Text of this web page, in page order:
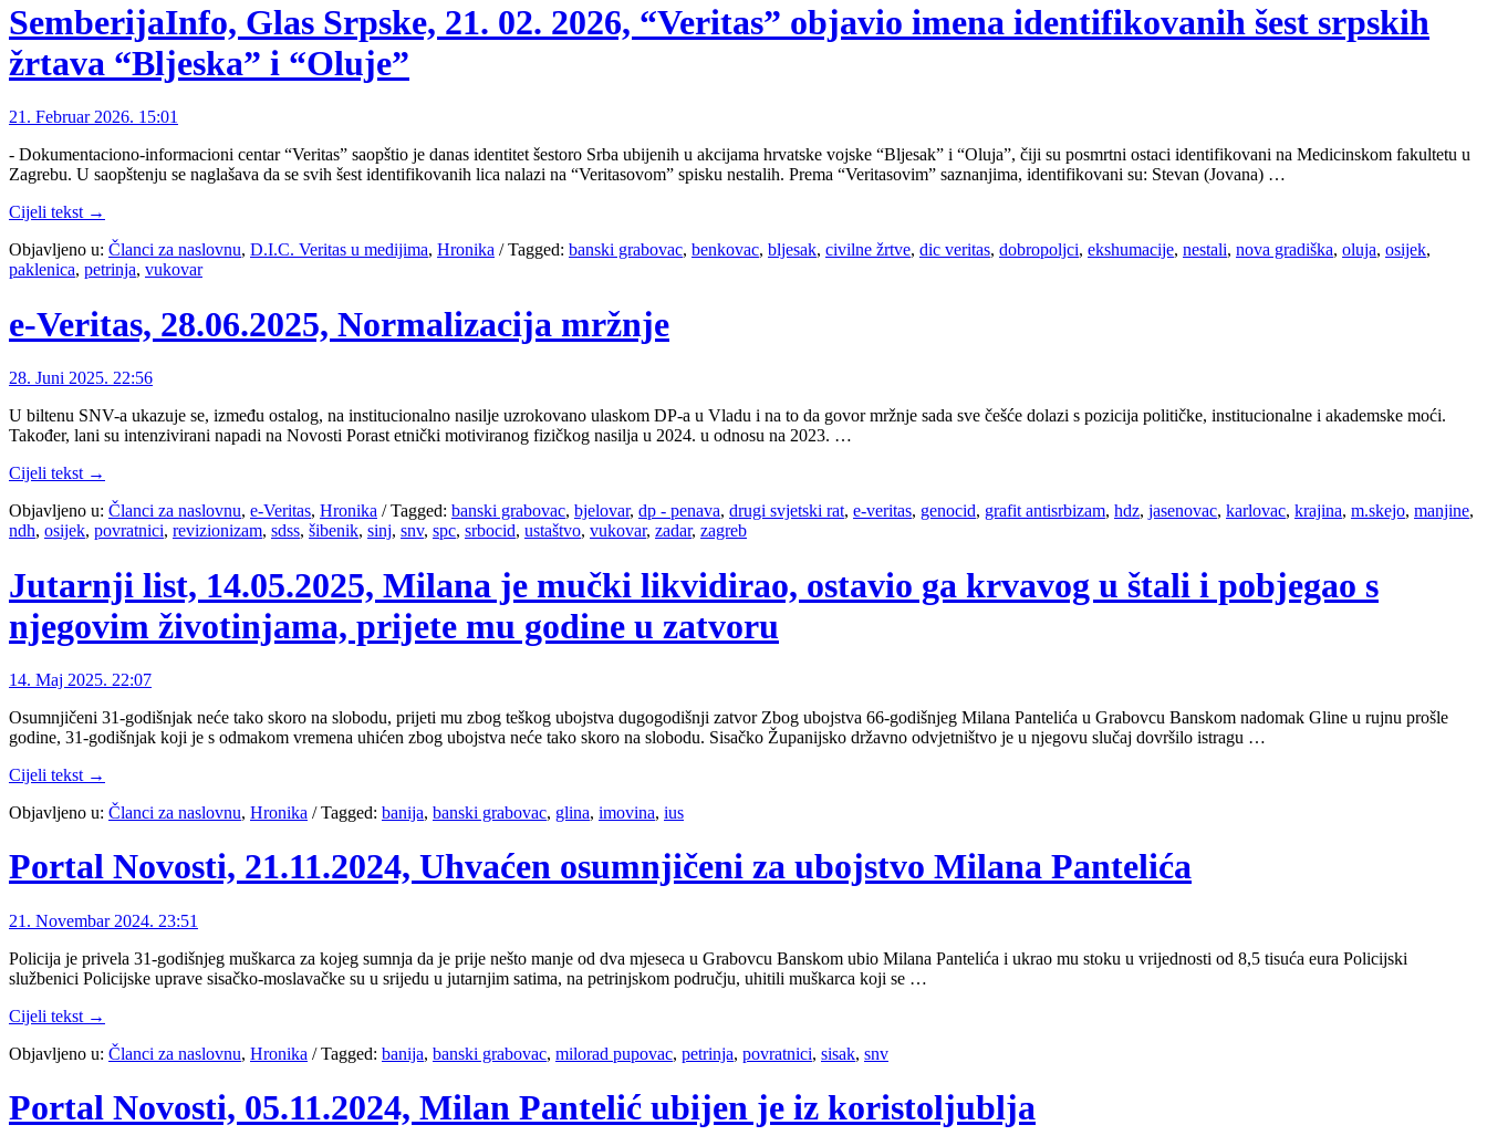
SemberijaInfo, Glas Srpske, 21. 02. 2026, “Veritas” objavio imena identifikovanih šest srpskih
žrtava “Bljeska” i “Oluje”
21. Februar 2026. 15:01
- Dokumentaciono-informacioni centar “Veritas” saopštio je danas identitet šestoro Srba ubijenih u akcijama hrvatske vojske “Bljesak” i “Oluja”, čiji su posmrtni ostaci identifikovani na Medicinskom fakultetu u
Zagrebu. U saopštenju se naglašava da se svih šest identifikovanih lica nalazi na “Veritasovom” spisku nestalih. Prema “Veritasovim” saznanjima, identifikovani su: Stevan (Jovana) …
Cijeli tekst →
Objavljeno u: Članci za naslovnu, D.I.C. Veritas u medijima, Hronika /Tagged: banski grabovac, benkovac, bljesak, civilne žrtve, dic veritas, dobropoljci, ekshumacije, nestali, nova gradiška, oluja, osijek,
paklenica, petrinja, vukovar
e-Veritas, 28.06.2025, Normalizacija mržnje
28. Juni 2025. 22:56
U biltenu SNV-a ukazuje se, između ostalog, na institucionalno nasilje uzrokovano ulaskom DP-a u Vladu i na to da govor mržnje sada sve češće dolazi s pozicija političke, institucionalne i akademske moći.
Također, lani su intenzivirani napadi na Novosti Porast etnički motiviranog fizičkog nasilja u 2024. u odnosu na 2023. …
Cijeli tekst →
Objavljeno u: Članci za naslovnu, e-Veritas, Hronika /Tagged: banski grabovac, bjelovar, dp - penava, drugi svjetski rat, e-veritas, genocid, grafit antisrbizam, hdz, jasenovac, karlovac, krajina, m.skejo, manjine,
ndh, osijek, povratnici, revizionizam, sdss, šibenik, sinj, snv, spc, srbocid, ustaštvo, vukovar, zadar, zagreb
Jutarnji list, 14.05.2025, Milana je mučki likvidirao, ostavio ga krvavog u štali i pobjegao s
njegovim životinjama, prijete mu godine u zatvoru
14. Maj 2025. 22:07
Osumnjičeni 31-godišnjak neće tako skoro na slobodu, prijeti mu zbog teškog ubojstva dugogodišnji zatvor Zbog ubojstva 66-godišnjeg Milana Pantelića u Grabovcu Banskom nadomak Gline u rujnu prošle
godine, 31-godišnjak koji je s odmakom vremena uhićen zbog ubojstva neće tako skoro na slobodu. Sisačko Županijsko državno odvjetništvo je u njegovu slučaj dovršilo istragu …
Cijeli tekst →
Objavljeno u: Članci za naslovnu, Hronika /Tagged: banija, banski grabovac, glina, imovina, ius
Portal Novosti, 21.11.2024, Uhvaćen osumnjičeni za ubojstvo Milana Pantelića
21. Novembar 2024. 23:51
Policija je privela 31-godišnjeg muškarca za kojeg sumnja da je prije nešto manje od dva mjeseca u Grabovcu Banskom ubio Milana Pantelića i ukrao mu stoku u vrijednosti od 8,5 tisuća eura Policijski
službenici Policijske uprave sisačko-moslavačke su u srijedu u jutarnjim satima, na petrinjskom području, uhitili muškarca koji se …
Cijeli tekst →
Objavljeno u: Članci za naslovnu, Hronika /Tagged: banija, banski grabovac, milorad pupovac, petrinja, povratnici, sisak, snv
Portal Novosti, 05.11.2024, Milan Pantelić ubijen je iz koristoljublja